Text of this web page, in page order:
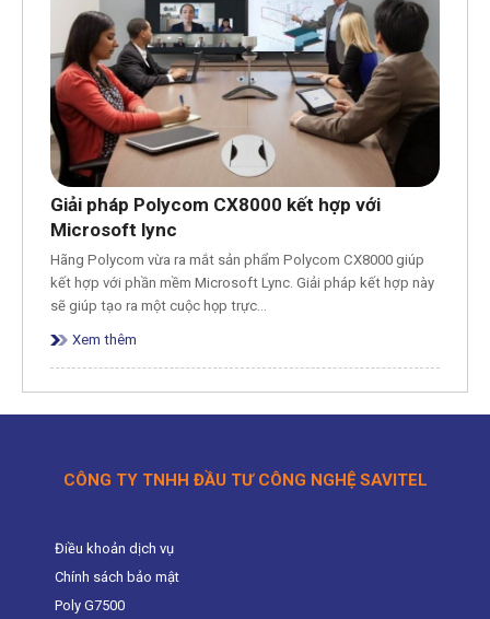
Giải pháp Polycom CX8000 kết hợp với
Microsoft lync
Hãng Polycom vừa ra mắt sản phẩm Polycom CX8000 giúp
kết hợp với phần mềm Microsoft Lync. Giải pháp kết hợp này
sẽ giúp tạo ra một cuộc họp trực…
Xem thêm
CÔNG TY TNHH ĐẦU TƯ CÔNG NGHỆ SAVITEL
Điều khoản dịch vụ
Chính sách bảo mật
Poly G7500